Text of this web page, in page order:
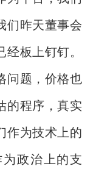
们昨天董事会
板上钉钉。
问题，价格也
的程序，真实
作为技术上的
政治上的支